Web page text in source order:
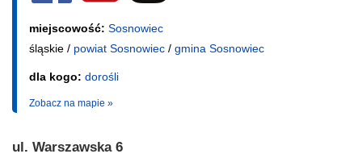
miejscowość: Sosnowiec
śląskie / powiat Sosnowiec / gmina Sosnowiec
dla kogo: dorośli
Zobacz na mapie »
ul. Warszawska 6